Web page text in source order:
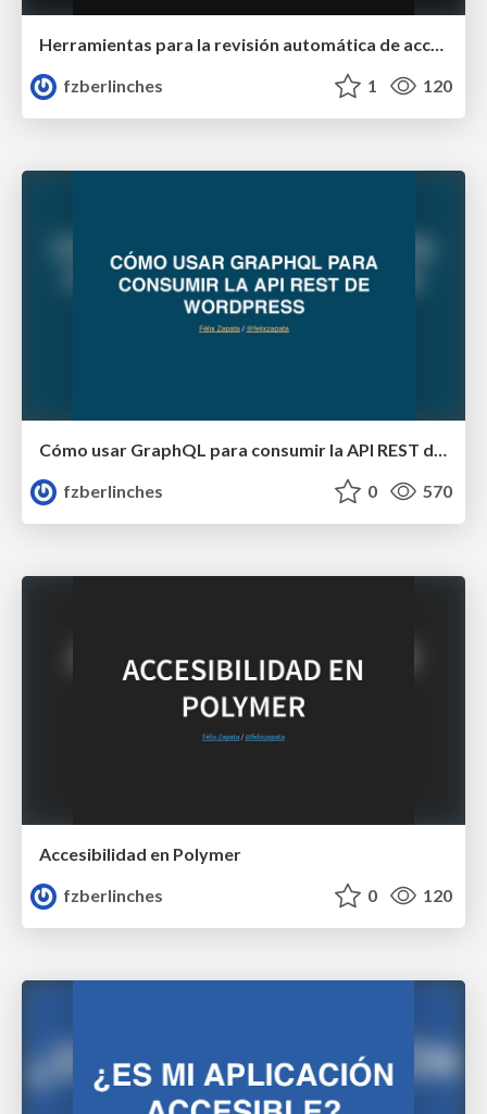
Herramientas para la revisión automática de accesibilidad
fzberlinches
1 120
fzberlinches
0 570
Accesibilidad en Polymer
fzberlinches
0 120